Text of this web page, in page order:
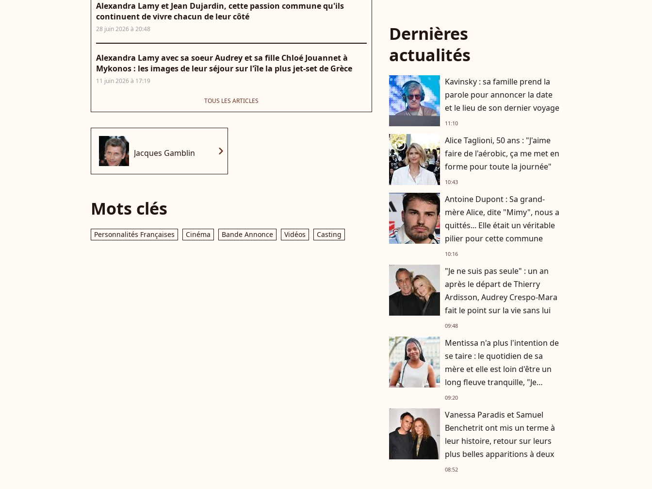
Alexandra Lamy et Jean Dujardin, cette passion commune qu'ils
continuent de vivre chacun de leur côté
28 juin 2026 à 20:48
Alexandra Lamy avec sa soeur Audrey et sa fille Chloé Jouannet à
Mykonos : les images de leur séjour sur l'île la plus jet-set de Grèce
11 juin 2026 à 17:19
TOUS LES ARTICLES
Jacques Gamblin chevron_right
Mots clés
Personnalités Françaises Cinéma Bande Annonce Vidéos Casting
Dernières
actualités
Kavinsky : sa famille prend la
parole pour annoncer la date
et le lieu de son dernier voyage
11:10
player2
Alice Taglioni, 50 ans : "J'aime
faire de l'aérobic, ça me met en
forme pour toute la journée"
10:43
Antoine Dupont : Sa grand-
mère Alice, dite "Mimy", nous a
quittés... Elle était un véritable
pilier pour cette commune
10:16
"Je ne suis pas seule" : un an
après le départ de Thierry
Ardisson, Audrey Crespo-Mara
fait le point sur la vie sans lui
09:48
Mentissa n'a plus l'intention de
se taire : le quotidien de sa
mère et elle est loin d'être un
long fleuve tranquille, "Je
n'aurais jamais cru en parler
09:20
Vanessa Paradis et Samuel
Benchetrit ont mis un terme à
leur histoire, retour sur leurs
plus belles apparitions à deux
08:52